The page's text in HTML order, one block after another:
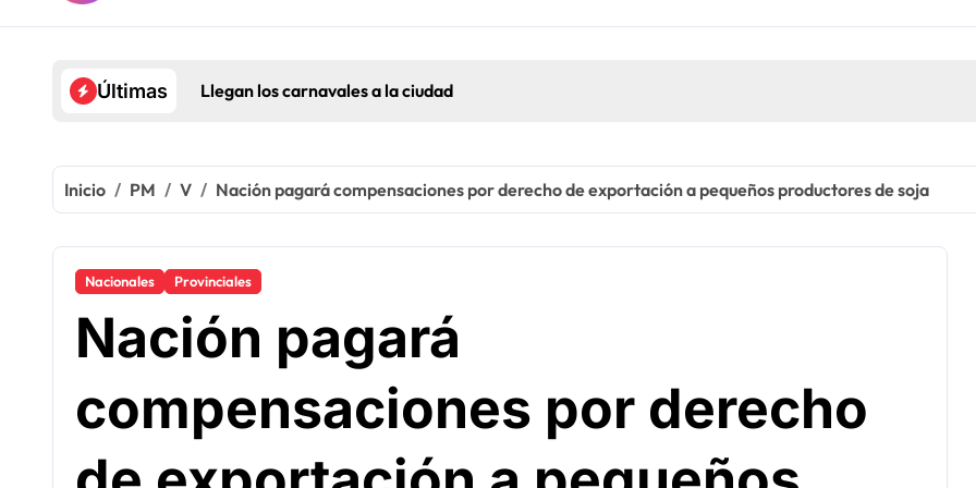
Últimas Llegan los carnavales a la ciudad
Inicio PM V Nación pagará compensaciones por derecho de exportación a pequeños productores de soja
Nacionales Provinciales
Nación pagará
compensaciones por derecho